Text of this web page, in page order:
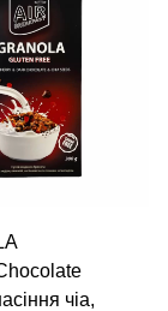
чіа,